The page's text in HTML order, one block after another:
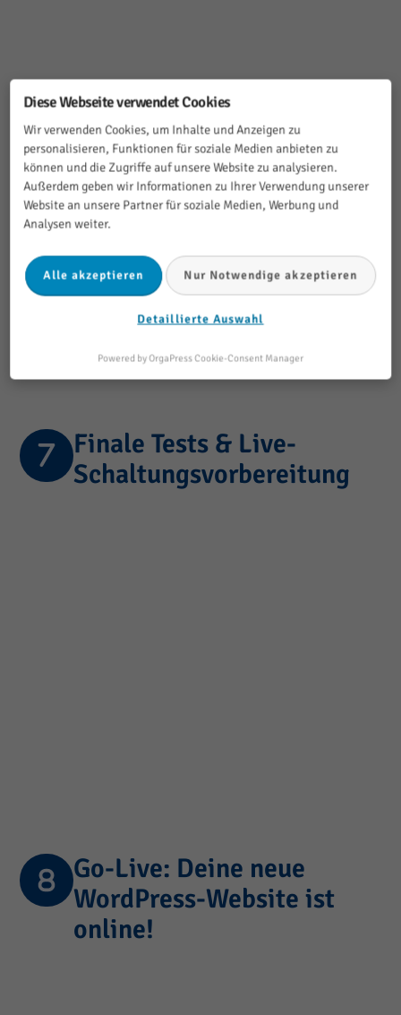
Sorgfältiger Transfer:
Inhalte, Layout & Daten
Finale Tests & Live-
Schaltungsvorbereitung
Go-Live: Deine neue
WordPress-Website ist
online!
Diese Webseite verwendet Cookies
Wir verwenden Cookies, um Inhalte und Anzeigen zu
personalisieren, Funktionen für soziale Medien anbieten zu
können und die Zugriffe auf unsere Website zu analysieren.
Außerdem geben wir Informationen zu Ihrer Verwendung unserer
Website an unsere Partner für soziale Medien, Werbung und
Analysen weiter.
Alle akzeptieren Nur Notwendige akzeptieren
Detaillierte Auswahl
Powered by OrgaPress Cookie-Consent Manager